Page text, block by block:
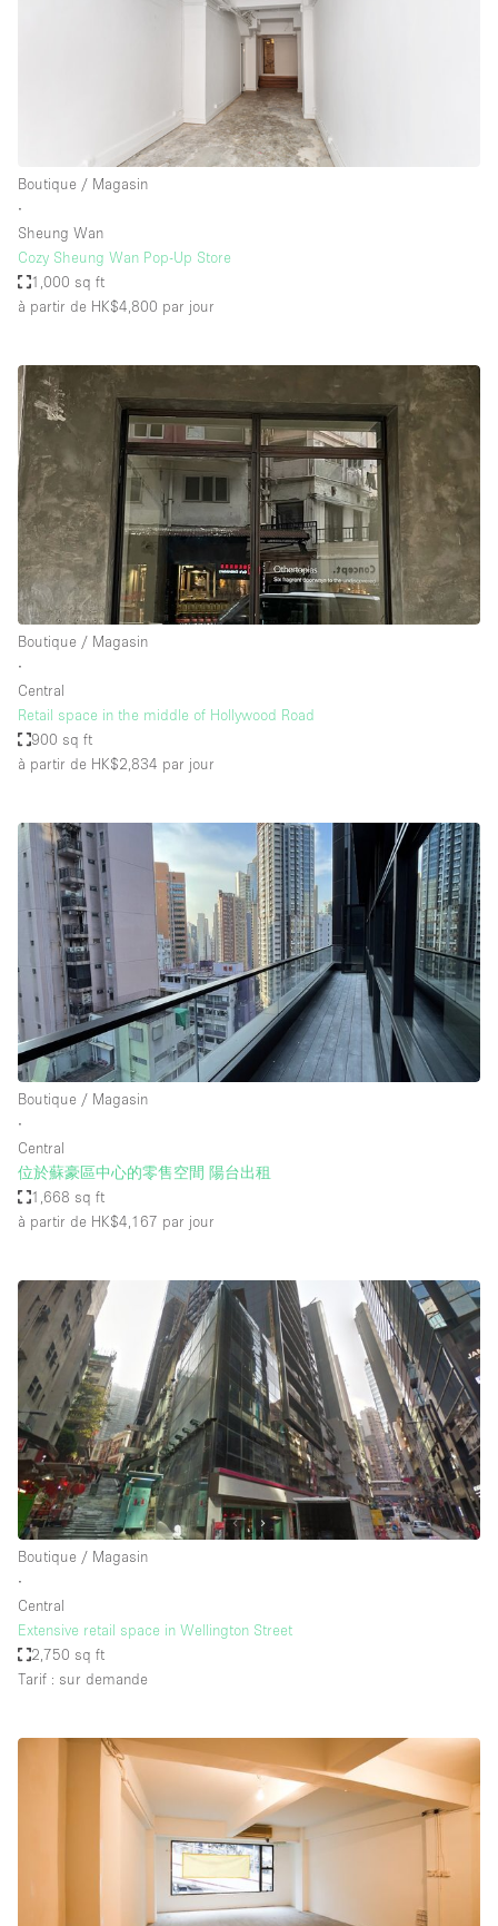
Boutique / Magasin
∙
Sheung Wan
Cozy Sheung Wan Pop-Up Store
1,000 sq ft
à partir de HK$4,800 par jour
Boutique / Magasin
∙
Central
Retail space in the middle of Hollywood Road
900 sq ft
à partir de HK$2,834 par jour
Boutique / Magasin
∙
Central
位於蘇豪區中心的零售空間 陽台出租
1,668 sq ft
à partir de HK$4,167 par jour
Boutique / Magasin
∙
Central
Extensive retail space in Wellington Street
2,750 sq ft
Tarif : sur demande